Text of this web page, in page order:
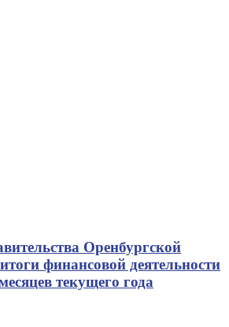
Оренбургской
финансовой деятельности
текущего года